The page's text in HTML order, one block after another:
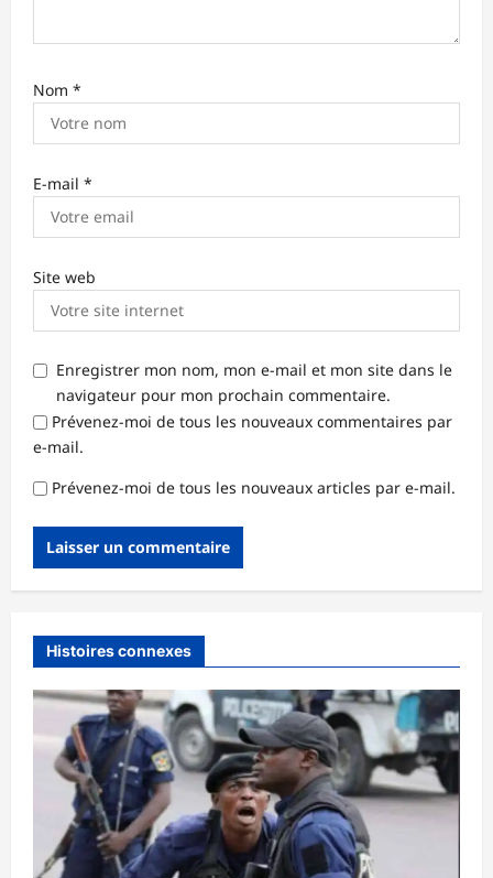
Nom *
E-mail *
Site web
Enregistrer mon nom, mon e-mail et mon site dans le
navigateur pour mon prochain commentaire.
Prévenez-moi de tous les nouveaux commentaires par
e-mail.
Prévenez-moi de tous les nouveaux articles par e-mail.
Histoires connexes